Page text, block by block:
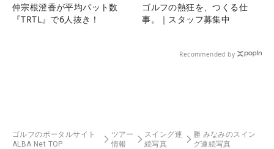
仲宗根澄香が平均パット数
『TRTL』で6人抜き！
ゴルフの熱狂を、つくる仕
事。｜スタッフ募集中
Recommended by
ゴルフのポータルサイト
ALBA Net TOP
ツアー
情報
スイング連
続写真
勝 みなみのスイン
グ連続写真